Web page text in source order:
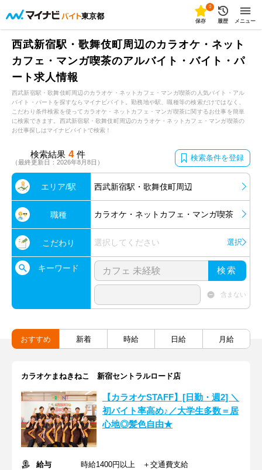
東京都
0
保存 履歴 メニュー
西武新宿駅・歌舞伎町周辺のカラオケ・ネット
カフェ・マンガ喫茶のアルバイト・バイト・パ
ート求人情報
西武新宿駅・歌舞伎町周辺のカラオケ・ネットカフェ・マンガ喫茶の人気バイト・アル
バイト・パートを探すならマイナビバイト。勤務地や駅、職種等の検索だけではなく、
こだわり条件検索を使ってカラオケ・ネットカフェ・マンガ喫茶に関するお仕事を簡単
に検索できます。西武新宿駅・歌舞伎町周辺のカラオケ・ネットカフェ・マンガ喫茶の
お仕事探しはマイナビバイトで検索！
検索結果 4 件
（最終更新日：2026年8月8日） 検索条件を登録
エリア/駅 西武新宿駅・歌舞伎町周辺
職種 カラオケ・ネットカフェ・マンガ喫茶
こだわり 選択してください 選択
キーワード 検索
含まない
おすすめ 新着 時給 日給 月給
カラオケまねきねこ 新宿セントラルロード店
【カラオケSTAFF】[日勤・週2] ＼
初バイト率高め♪／大学生多数＝居
心地◎髪色自由★
給与
時給1400円以上 ＋交通費支給